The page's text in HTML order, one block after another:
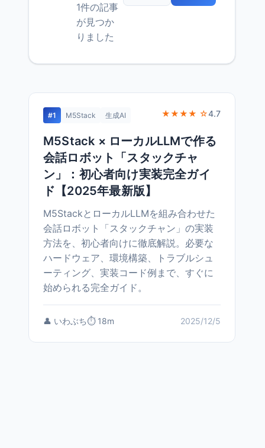
1件の記事
が見つか
りました
#1 M5Stack 生成AI ★★★★ ☆4.7
M5Stack × ローカルLLMで作る
会話ロボット「スタックチャ
ン」：初心者向け実装完全ガイ
ド【2025年最新版】
M5StackとローカルLLMを組み合わせた
会話ロボット「スタックチャン」の実装
方法を、初心者向けに徹底解説。必要な
ハードウェア、環境構築、トラブルシュ
ーティング、実装コード例まで、すぐに
始められる完全ガイド。
👤 いわぶち⏱️ 18m 2025/12/5